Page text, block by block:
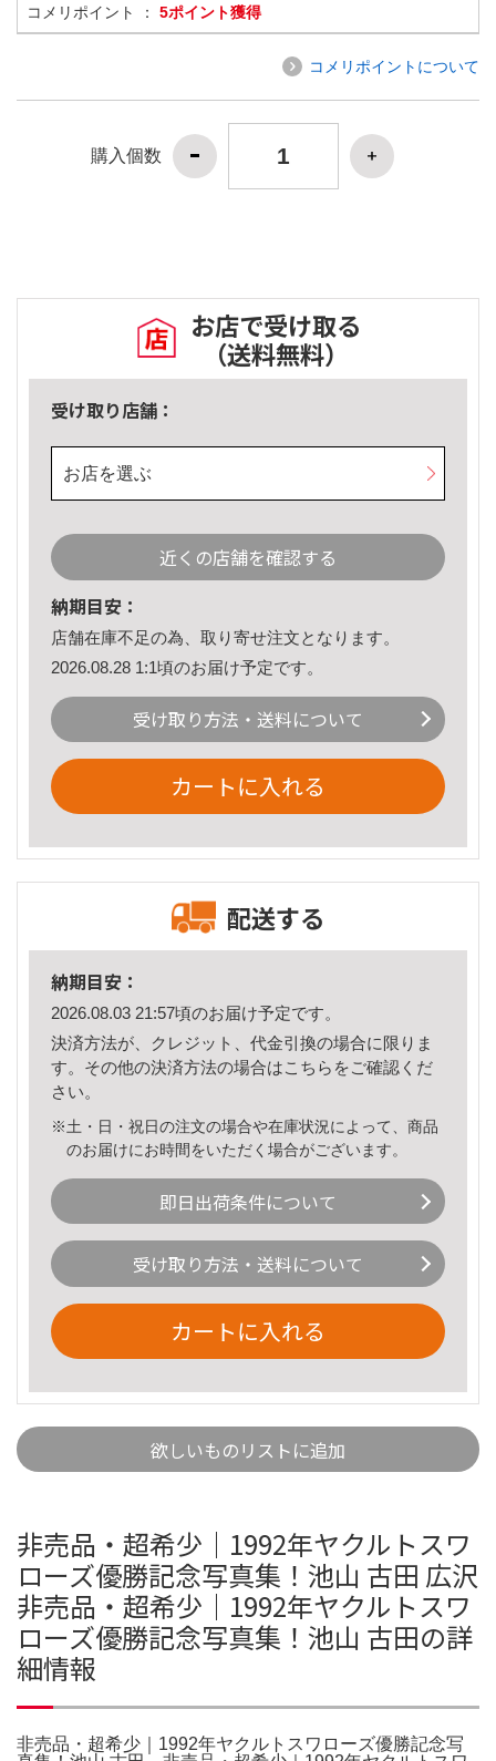
コメリポイント ： 5ポイント獲得
コメリポイントについて
購入個数
お店で受け取る
（送料無料）
受け取り店舗：
お店を選ぶ
近くの店舗を確認する
納期目安：
店舗在庫不足の為、取り寄せ注文となります。
2026.08.28 1:1頃のお届け予定です。
受け取り方法・送料について
カートに入れる
配送する
納期目安：
2026.08.03 21:57頃のお届け予定です。
決済方法が、クレジット、代金引換の場合に限りま
す。その他の決済方法の場合はこちら をご確認くだ
さい。
※土・日・祝日の注文の場合や在庫状況によって、商品
のお届けにお時間をいただく場合がございます。
即日出荷条件について
受け取り方法・送料について
カートに入れる
欲しいものリストに追加
非売品・超希少｜1992年ヤクルトスワ
ローズ優勝記念写真集！池山 古田 広沢
非売品・超希少｜1992年ヤクルトスワ
ローズ優勝記念写真集！池山 古田の詳
細情報
非売品・超希少｜1992年ヤクルトスワローズ優勝記念写